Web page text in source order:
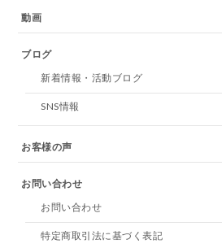
動画
ブログ
新着情報・活動ブログ
SNS情報
お客様の声
お問い合わせ
お問い合わせ
特定商取引法に基づく表記